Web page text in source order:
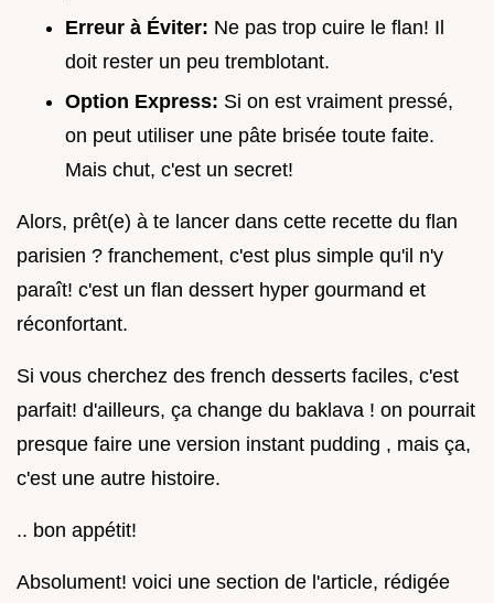
Erreur à Éviter: Ne pas trop cuire le flan! Il
doit rester un peu tremblotant.
Option Express: Si on est vraiment pressé,
on peut utiliser une pâte brisée toute faite.
Mais chut, c'est un secret!
Alors, prêt(e) à te lancer dans cette recette du flan
parisien ? franchement, c'est plus simple qu'il n'y
paraît! c'est un flan dessert hyper gourmand et
réconfortant.
Si vous cherchez des french desserts faciles, c'est
parfait! d'ailleurs, ça change du baklava ! on pourrait
presque faire une version instant pudding , mais ça,
c'est une autre histoire.
.. bon appétit!
Absolument! voici une section de l'article, rédigée